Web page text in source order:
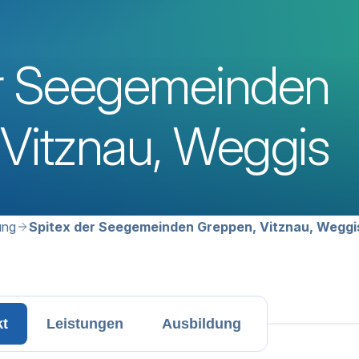
Seegemeinden
Weggis
Spitex der Seegemeinden Greppen, Vitznau,
Leistungen Ausbildung